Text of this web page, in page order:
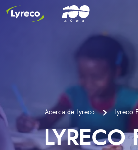
Acerca de Lyreco Lyreco
LYRECO